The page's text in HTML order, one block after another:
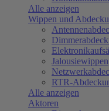
Alle anzeigen
Wippen und
Jalousiewippen
RTR-
Alle anzeigen
Aktoren